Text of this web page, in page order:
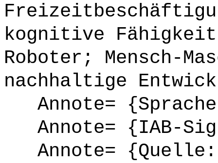
kognitive
Roboter; Mensch-
nachhaltige
Annote=
Annote= {IAB-
Annote= {Quelle: